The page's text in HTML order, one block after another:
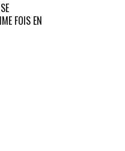
FOIS EN